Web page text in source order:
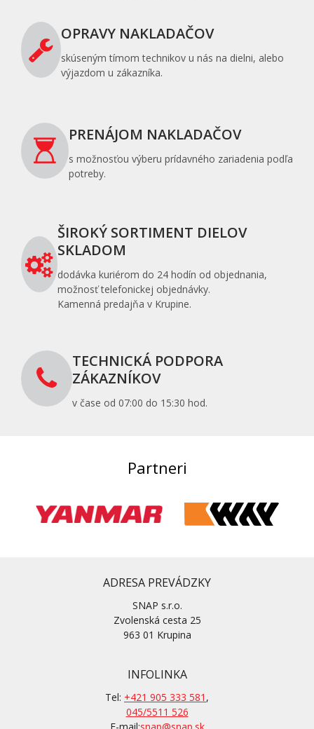
OPRAVY NAKLADAČOV
skúseným tímom technikov u nás na dielni, alebo
výjazdom u zákazníka.
PRENÁJOM NAKLADAČOV
s možnosťou výberu prídavného zariadenia podľa
potreby.
ŠIROKÝ SORTIMENT DIELOV
SKLADOM
dodávka kuriérom do 24 hodín od objednania,
možnosť telefonickej objednávky.
Kamenná predajňa v Krupine.
TECHNICKÁ PODPORA
ZÁKAZNÍKOV
v čase od 07:00 do 15:30 hod.
Partneri
ADRESA PREVÁDZKY
SNAP s.r.o.
Zvolenská cesta 25
963 01 Krupina
INFOLINKA
Tel: +421 905 333 581 ,
045/5511 526